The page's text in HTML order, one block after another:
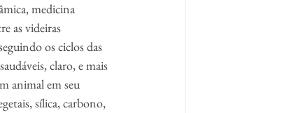
medicina
as videiras
os ciclos das
claro, e mais
animal em seu
sílica, carbono,